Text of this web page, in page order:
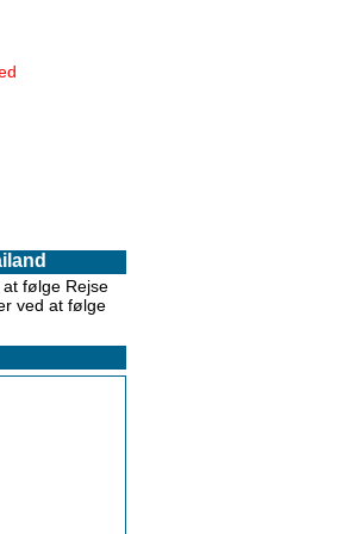
følge Rejse
ved at følge